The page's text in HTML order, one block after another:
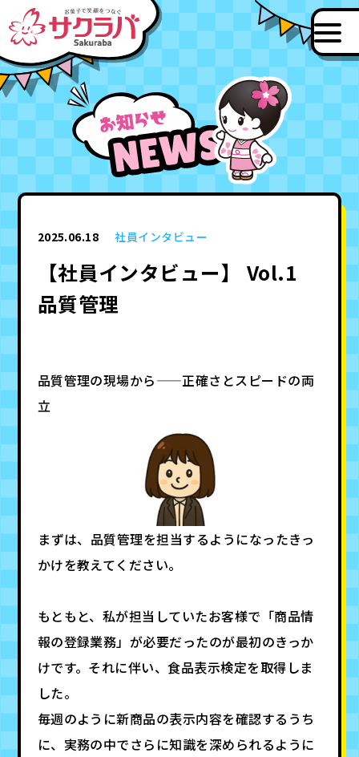
2025.06.18 社員インタビュー
【社員インタビュー】 Vol.1
品質管理
品質管理の現場から——正確さとスピードの両
立
――まずは、品質管理を担当するようになったきっ
かけを教えてください。
もともと、私が担当していたお客様で「商品情
報の登録業務」が必要だったのが最初のきっか
けです。それに伴い、食品表示検定を取得しま
した。
毎週のように新商品の表示内容を確認するうち
に、実務の中でさらに知識を深められるように